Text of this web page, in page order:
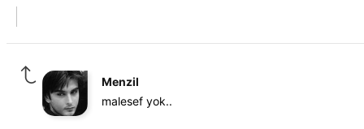
Menzil
malesef yok..